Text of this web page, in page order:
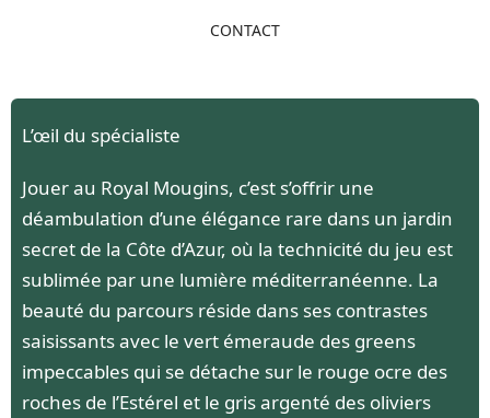
CONTACT
L’œil du spécialiste
Jouer au Royal Mougins, c’est s’offrir une
déambulation d’une élégance rare dans un jardin
secret de la Côte d’Azur, où la technicité du jeu est
sublimée par une lumière méditerranéenne. La
beauté du parcours réside dans ses contrastes
saisissants avec le vert émeraude des greens
impeccables qui se détache sur le rouge ocre des
roches de l’Estérel et le gris argenté des oliviers